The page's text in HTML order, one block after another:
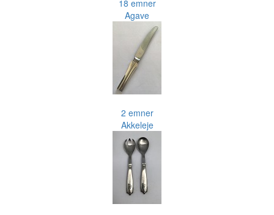
18 emner
Agave
2 emner
Akkeleje